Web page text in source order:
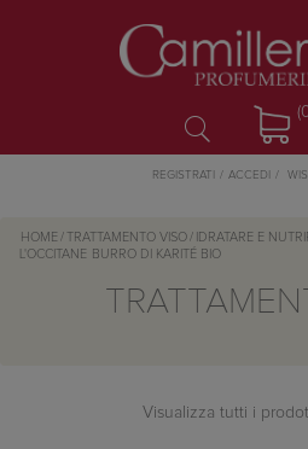
REGISTRATI ACCEDI
HOME / TRATTAMENTO VISO / IDRATARE E
L'OCCITANE
BURRO DI KARITÉ BIO
Visualizza tutti i